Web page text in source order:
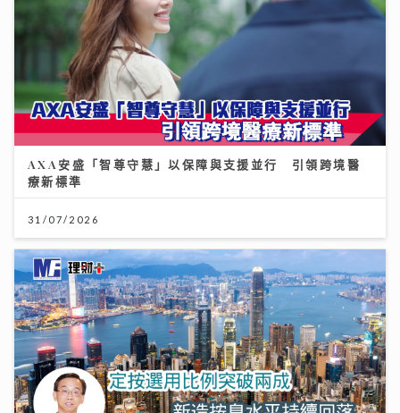
AXA安盛「智尊守慧」以保障與支援並行 引領跨境醫
療新標準
31/07/2026